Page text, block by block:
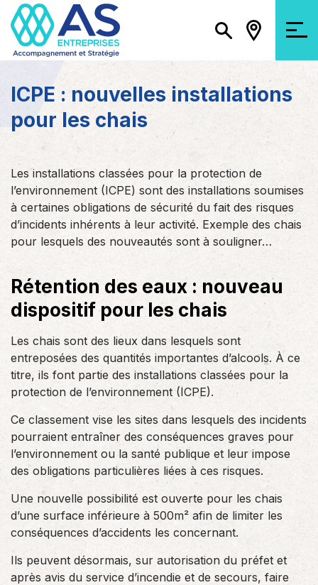
ICPE : nouvelles installations
pour les chais
Les installations classées pour la protection de
l’environnement (ICPE) sont des installations soumises
à certaines obligations de sécurité du fait des risques
d’incidents inhérents à leur activité. Exemple des chais
pour lesquels des nouveautés sont à souligner…
Rétention des eaux : nouveau
dispositif pour les chais
Les chais sont des lieux dans lesquels sont
entreposées des quantités importantes d’alcools. À ce
titre, ils font partie des installations classées pour la
protection de l’environnement (ICPE).
Ce classement vise les sites dans lesquels des incidents
pourraient entraîner des conséquences graves pour
l’environnement ou la santé publique et leur impose
des obligations particulières liées à ces risques.
Une nouvelle possibilité est ouverte pour les chais
d’une surface inférieure à 500m² afin de limiter les
conséquences d’accidents les concernant.
Ils peuvent désormais, sur autorisation du préfet et
après avis du service d’incendie et de secours, faire